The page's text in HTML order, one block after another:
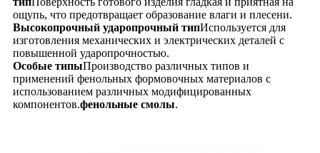
ощупь, что предотвращает образование влаги и плесени.
Высокопрочный ударопрочный типИспользуется для
изготовления механических и электрических деталей с
повышенной ударопрочностью.
Особые типыПроизводство различных типов и
применений фенольных формовочных материалов с
использованием различных модифицированных
компонентов.фенольные смолы.